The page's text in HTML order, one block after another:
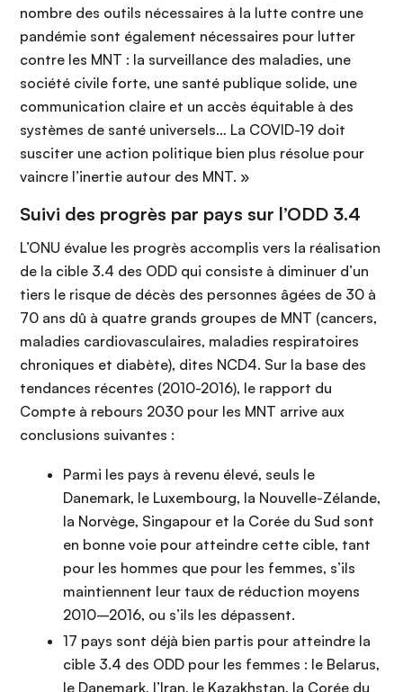
nombre des outils nécessaires à la lutte contre une
pandémie sont également nécessaires pour lutter
contre les MNT : la surveillance des maladies, une
société civile forte, une santé publique solide, une
communication claire et un accès équitable à des
systèmes de santé universels… La COVID-19 doit
susciter une action politique bien plus résolue pour
vaincre l’inertie autour des MNT. »
Suivi des progrès par pays sur l’ODD 3.4
L’ONU évalue les progrès accomplis vers la réalisation
de la cible 3.4 des ODD qui consiste à diminuer d’un
tiers le risque de décès des personnes âgées de 30 à
70 ans dû à quatre grands groupes de MNT (cancers,
maladies cardiovasculaires, maladies respiratoires
chroniques et diabète), dites NCD4. Sur la base des
tendances récentes (2010-2016), le rapport du
Compte à rebours 2030 pour les MNT arrive aux
conclusions suivantes :
Parmi les pays à revenu élevé, seuls le
Danemark, le Luxembourg, la Nouvelle-Zélande,
la Norvège, Singapour et la Corée du Sud sont
en bonne voie pour atteindre cette cible, tant
pour les hommes que pour les femmes, s’ils
maintiennent leur taux de réduction moyens
2010–2016, ou s’ils les dépassent.
17 pays sont déjà bien partis pour atteindre la
cible 3.4 des ODD pour les femmes : le Belarus,
le Danemark, l’Iran, le Kazakhstan, la Corée du